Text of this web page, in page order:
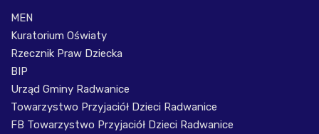
MEN
Kuratorium Oświaty
Rzecznik Praw Dziecka
BIP
Urząd Gminy Radwanice
Towarzystwo Przyjaciół Dzieci Radwanice
FB Towarzystwo Przyjaciół Dzieci Radwanice